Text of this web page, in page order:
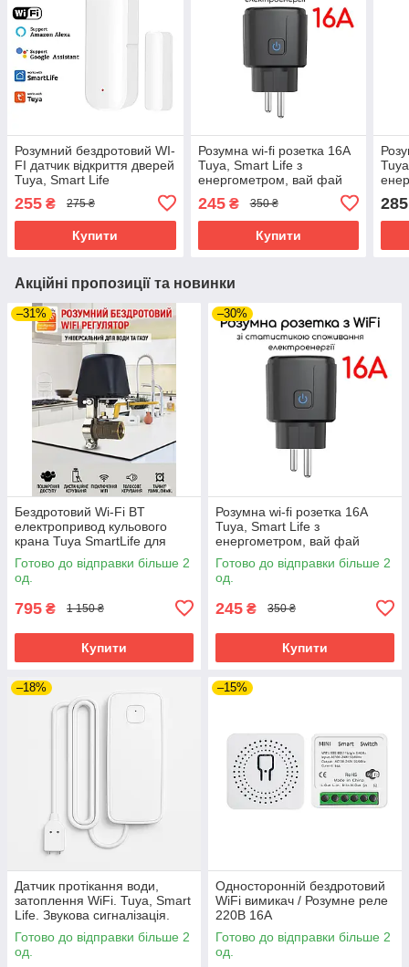
Розумний бездротовий WI-
FI датчик відкриття дверей
Tuya, Smart Life
255 ₴ 275 ₴
Купити
Розумна wi-fi розетка 16A
Tuya, Smart Life з
енергометром, вай фай
245₴ 350 ₴
Купити
285
Акційні пропозиції та новинки
–31%
Бездротовий Wi-Fi BT
електропривод кульового
крана Tuya SmartLife для
контролю протікання води,
витоку газу через застосунок
Готово до відправки більше 2
од.
795 ₴ 1 150 ₴
Купити
–30%
Розумна wi-fi розетка 16A
Tuya, Smart Life з
енергометром, вай фай
таймер. Чорний
Готово до відправки більше 2
од.
245 ₴ 350 ₴
Купити
–18%
Датчик протікання води,
затоплення WiFi. Tuya, Smart
Life. Звукова сигналізація.
Розумний датчик протікання.
Готово до відправки більше 2
од.
–15%
Односторонній бездротовий
WiFi вимикач / Розумне реле
220В 16А
Готово до відправки більше 2
од.